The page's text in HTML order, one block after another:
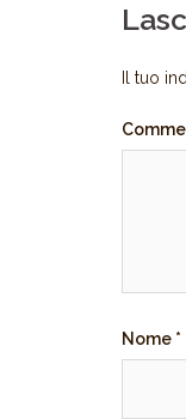
Il tuo
Nome *